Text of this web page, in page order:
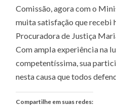
Comissão, agora com o
muita satisfação que recebi
Procuradora de Justiça
Com ampla experiência na
competentíssima, sua
nesta causa que todos
Compartilhe em suas redes: